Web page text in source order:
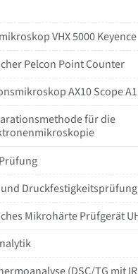
VHX 5000 Keyence
Pelcon Point Counter
AX10 Scope
für die
und Druckfestigkeitsprüfung
Mikrohärte Prüfgerät